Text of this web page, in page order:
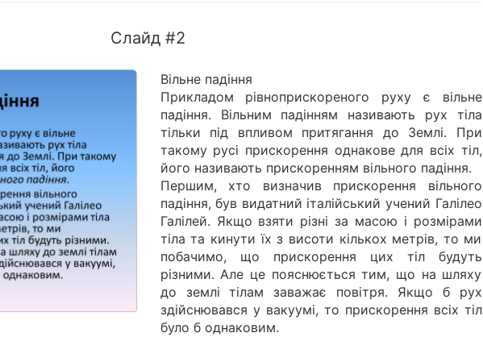
Слайд #2
Вільне падіння
Прикладом рівноприскореного руху є вільне
падіння. Вільним падінням називають рух тіла
тільки під впливом притягання до Землі. При
такому русі прискорення однакове для всіх тіл,
його називають прискоренням вільного падіння.
Першим, хто визначив прискорення вільного
падіння, був видатний італійський учений Галілео
Галілей. Якщо взяти різні за масою і розмірами
тіла та кинути їх з висоти кількох метрів, то ми
побачимо, що прискорення цих тіл будуть
різними. Але це пояснюється тим, що на шляху
до землі тілам заважає повітря. Якщо б рух
здійснювався у вакуумі, то прискорення всіх тіл
було б однаковим.